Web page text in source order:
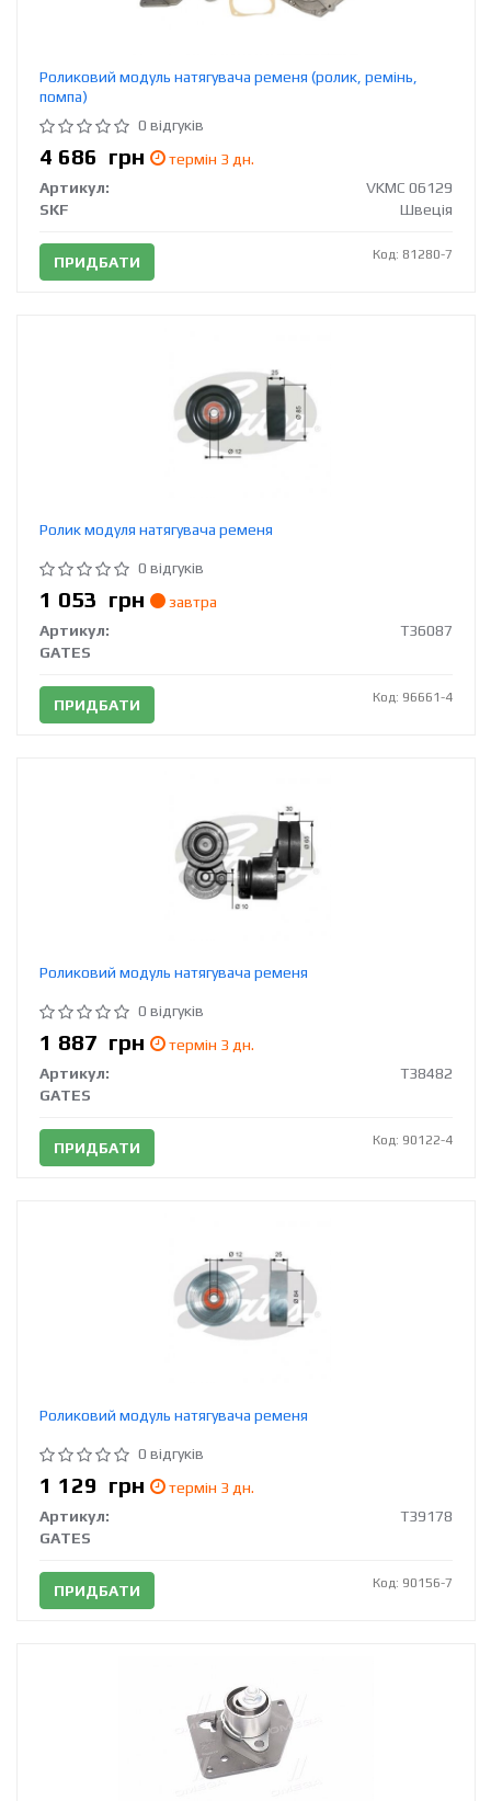
Роликовий модуль натягувача ременя (ролик, ремінь,
помпа)
0 відгуків
4 686 грн
термін 3 дн.
Артикул:
VKMC 06129
SKF
Швеція
ПРИДБАТИ Код: 81280-7
Ролик модуля натягувача ременя
0 відгуків
1 053 грн
завтра
Артикул:
T36087
GATES
ПРИДБАТИ Код: 96661-4
Роликовий модуль натягувача ременя
0 відгуків
1 887 грн
термін 3 дн.
Артикул:
T38482
GATES
ПРИДБАТИ Код: 90122-4
Роликовий модуль натягувача ременя
0 відгуків
1 129 грн
термін 3 дн.
Артикул:
T39178
GATES
ПРИДБАТИ Код: 90156-7